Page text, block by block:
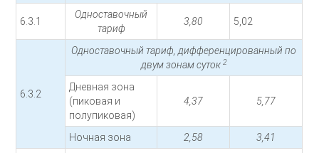
6.3.1
Одноставочный
тариф
3,80 5,02
6.3.2
Одноставочный тариф, дифференцированный по
двум зонам суток 2
Дневная зона
(пиковая и
полупиковая)
4,37 5,77
Ночная зона 2,58 3,41